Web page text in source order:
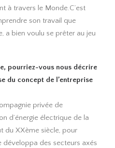
à travers le Monde.C’est
son travail que
a bien voulu se prêter au jeu
pourriez-vous nous décrire
du concept de l’entreprise
privée de
d’énergie électrique de la
du XXème siècle, pour
développa des secteurs axés